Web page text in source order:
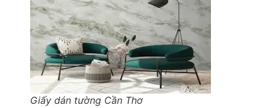
Giấy dán tường Cần Thơ